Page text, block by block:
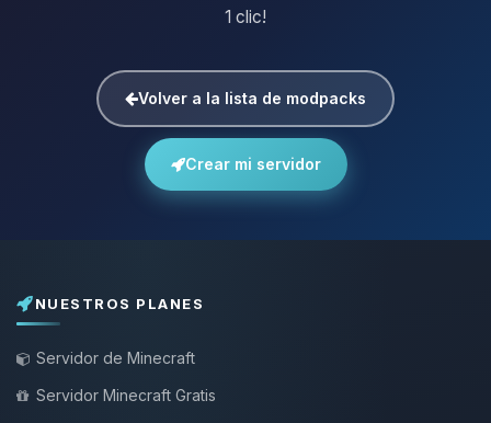
1 clic!
Volver a la lista de modpacks
Crear mi servidor
NUESTROS PLANES
Servidor de Minecraft
Servidor Minecraft Gratis